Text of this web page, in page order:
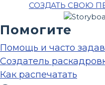
СОЗДАТЬ СВОЮ
Помогите
Помощь и часто
Создатель
Как распечатать